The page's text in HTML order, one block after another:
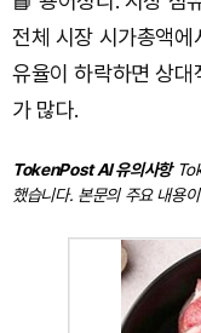
전체 시장 시가총액에
유율이 하락하면 상
가 많다.
TokenPost AI 유의사항
했습니다. 본문의 주요 내용